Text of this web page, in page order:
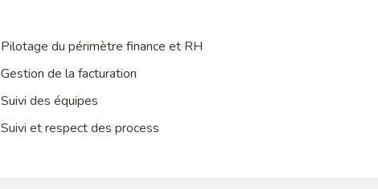
Pilotage du périmètre finance et RH
Gestion de la facturation
Suivi des équipes
Suivi et respect des process